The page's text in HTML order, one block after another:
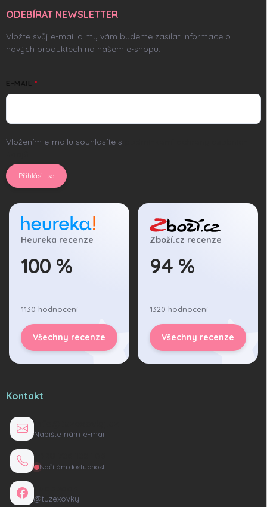
aODEBÍRAT NEWSLETTER
Vložte svůj e-mail a my vám budeme zasílat informace o
nových produktech na našem e-shopu.
E-MAIL
Vložením e-mailu souhlasíte s
Přihlásit se
Heureka recenze
100 %
1130 hodnocení
Všechny recenze
Zboží.cz recenze
94 %
1320 hodnocení
Všechny recenze
Kontakt
Napište nám e-mail
Načítám dostupnost…
@tuzexovky